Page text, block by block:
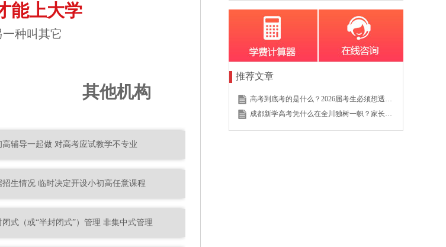
能上大学
种叫其它
其他机构
高辅导一起做 对高考应试教学不专业
招生情况 临时决定开设小初高任意课程
闭式（或“半封闭式”）管理 非集中式管理
推荐文章
高考到底考的是什么？2026届考生必须想透的这个底层逻辑
成都新学高考凭什么在全川独树一帜？家长的真实选择说明一切